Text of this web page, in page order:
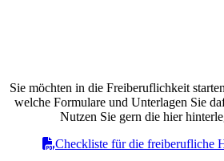
Sie möchten in die Freiberuflichkeit
welche Formulare und Unterlagen Sie
Nutzen Sie gern die hier
Checkliste für die freiberufliche